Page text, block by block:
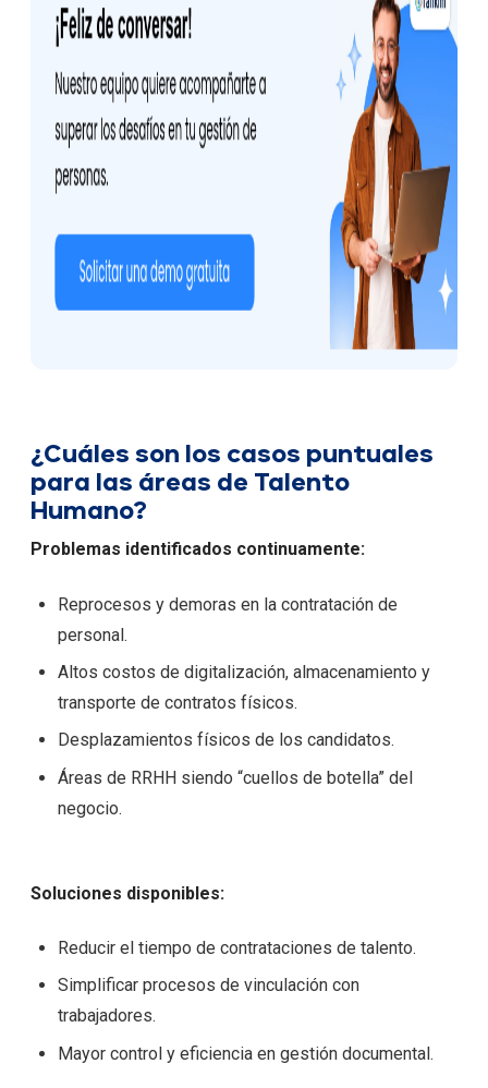
¿Cuáles son los casos puntuales
para las áreas de Talento
Humano?
Problemas identificados continuamente:
Reprocesos y demoras en la contratación de
personal.
Altos costos de digitalización, almacenamiento y
transporte de contratos físicos.
Desplazamientos físicos de los candidatos.
Áreas de RRHH siendo “cuellos de botella” del
negocio.
Soluciones disponibles:
Reducir el tiempo de contrataciones de talento.
Simplificar procesos de vinculación con
trabajadores.
Mayor control y eficiencia en gestión documental.